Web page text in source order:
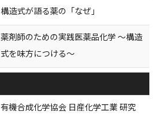
構造式が語る薬の「なぜ」
薬剤師のための実践医薬品化学 ～構造
式を味方につける～
有機合成化学協会 日産化学工業 研究